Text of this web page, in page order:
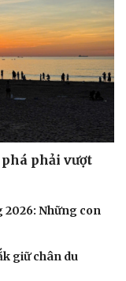
đêm khuya
cho bé
tâm hồn
phải vượt
2026: Những con
giữ chân du